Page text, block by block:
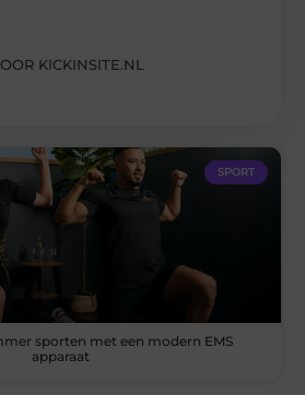
KICKINSITE.NL
SPORT
sporten met een modern EMS
apparaat